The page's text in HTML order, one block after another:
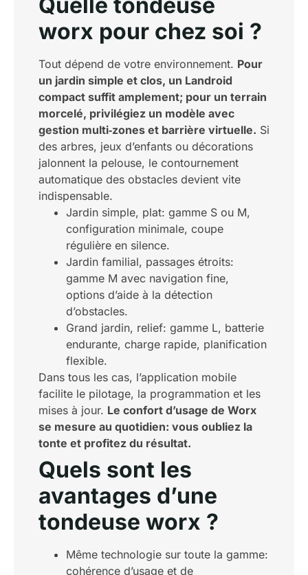
worx pour chez soi ?
Tout dépend de votre environnement. Pour
un jardin simple et clos, un Landroid
compact suffit amplement; pour un terrain
morcelé, privilégiez un modèle avec
gestion multi‑zones et barrière virtuelle. Si
des arbres, jeux d’enfants ou décorations
jalonnent la pelouse, le contournement
automatique des obstacles devient vite
indispensable.
Jardin simple, plat: gamme S ou M,
configuration minimale, coupe
régulière en silence.
Jardin familial, passages étroits:
gamme M avec navigation fine,
options d’aide à la détection
d’obstacles.
Grand jardin, relief: gamme L, batterie
endurante, charge rapide, planification
flexible.
Dans tous les cas, l’application mobile
facilite le pilotage, la programmation et les
mises à jour. Le confort d’usage de Worx
se mesure au quotidien: vous oubliez la
tonte et profitez du résultat.
Quels sont les
avantages d’une
tondeuse worx ?
Même technologie sur toute la gamme:
cohérence d’usage et de